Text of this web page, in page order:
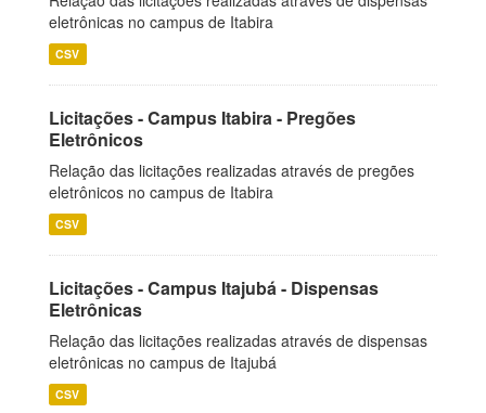
eletrônicas no campus de Itabira
CSV
Licitações - Campus Itabira - Pregões
Eletrônicos
Relação das licitações realizadas através de pregões
eletrônicos no campus de Itabira
CSV
Licitações - Campus Itajubá - Dispensas
Eletrônicas
Relação das licitações realizadas através de dispensas
eletrônicas no campus de Itajubá
CSV